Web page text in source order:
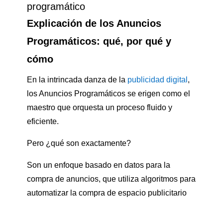
programático
Explicación de los Anuncios
Programáticos: qué, por qué y
cómo
En la intrincada danza de la publicidad digital ,
los Anuncios Programáticos se erigen como el
maestro que orquesta un proceso fluido y
eficiente.
Pero ¿qué son exactamente?
Son un enfoque basado en datos para la
compra de anuncios, que utiliza algoritmos para
automatizar la compra de espacio publicitario